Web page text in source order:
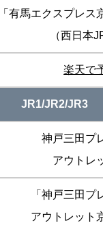
「有馬エクスプレス
（西日本
楽天で
JR1/JR2/JR3
神戸三田プ
アウトレ
「神戸三田プ
アウトレット